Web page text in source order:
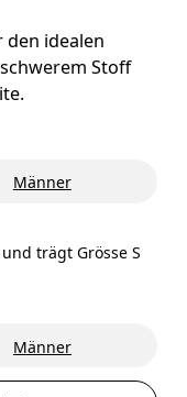
den idealen
Stoff
Männer
trägt Grösse S
Männer